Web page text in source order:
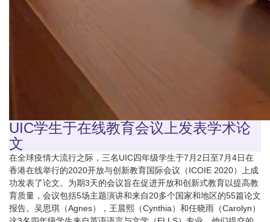
UIC学生于在线教育会议上发表学术论
文
在全球疫情大流行之际，三名UIC四年级学生于7月2日至7月4日在
香港在线举行的2020开放与创新教育国际会议（ICOIE 2020）上成
功发表了论文。为期3天的会议旨在促进开放和创新式教育以提高教
育质量，会议包括5场主题演讲和来自20多个国家和地区的55篇论文
报告。吴思琪（Agnes），王晨熙（Cynthia）和任晓雨（Carolyn）